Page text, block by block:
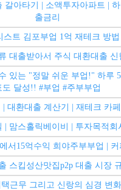
갈아타기 | 소액투자아파트 |
출금리
스트 김포부업 1억 재테크 방법
대출받아서 주식 대환대출 신
있는 "정말 쉬운 부업!" 하루
도 달성!! #부업 #주부부업
대환대출 계산기 | 재테크 카
| 맘스홀릭베이비 | 투자목적회
서15억수익 희야주부부업 |
스킵성산맛집p2p 대출 시장
근무 그리고 신랑의 심경 변화